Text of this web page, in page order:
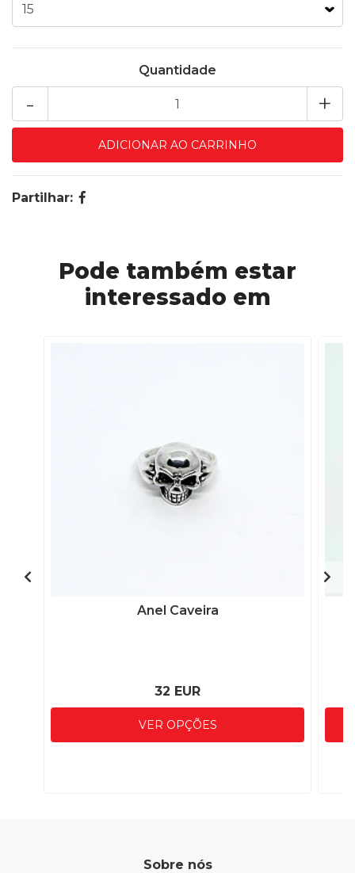
Quantidade
+
-
Partilhar:
Pode também estar
interessado em
Anel Caveira
32 EUR
VER OPÇÕES
Sobre nós